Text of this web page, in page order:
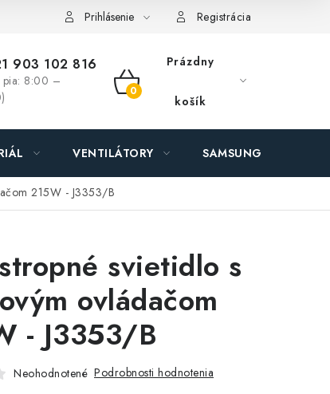
& JANTON Zákamenné Zľavy pre profíkov
Prihlásenie Registrácia
903 102 816
8:00 –
NÁKUPNÝ
KOŠÍK
Prázdny
košík
VENTILÁTORY SAMSUNG SVIETIDLÁ
215W - J3353/B
svietidlo s
ovládačom
- J3353/B
Neohodnotené Podrobnosti hodnotenia